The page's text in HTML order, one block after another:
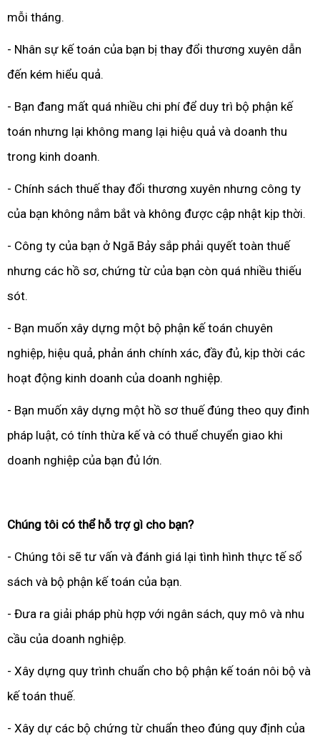
mỗi tháng.
- Nhân sự kế toán của bạn bị thay đổi thương xuyên dẫn
đến kém hiểu quả.
- Bạn đang mất quá nhiều chi phí để duy trì bộ phận kế
toán nhưng lại không mang lại hiệu quả và doanh thu
trong kinh doanh.
- Chính sách thuế thay đổi thương xuyên nhưng công ty
của bạn không nắm bắt và không được cập nhật kịp thời.
- Công ty của bạn ở Ngã Bảy sắp phải quyết toàn thuế
nhưng các hồ sơ, chứng từ của bạn còn quá nhiều thiếu
sót.
- Bạn muốn xây dựng một bộ phận kế toán chuyên
nghiệp, hiệu quả, phản ánh chính xác, đầy đủ, kịp thời các
hoạt động kinh doanh của doanh nghiệp.
- Bạn muốn xây dựng một hồ sơ thuế đúng theo quy đinh
pháp luật, có tính thừa kế và có thuể chuyển giao khi
doanh nghiệp của bạn đủ lớn.
Chúng tôi có thể hỗ trợ gì cho bạn?
- Chúng tôi sẽ tư vấn và đánh giá lại tình hình thực tế sổ
sách và bộ phận kế toán của bạn.
- Đưa ra giải pháp phù hợp với ngân sách, quy mô và nhu
cầu của doanh nghiệp.
- Xây dựng quy trình chuẩn cho bộ phận kế toán nôi bộ và
kế toán thuế.
- Xây dự các bộ chứng từ chuẩn theo đúng quy định của